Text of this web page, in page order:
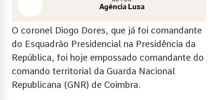
Agência Lusa
O coronel Diogo Dores, que já foi comandante
do Esquadrão Presidencial na Presidência da
República, foi hoje empossado comandante do
comando territorial da Guarda Nacional
Republicana (GNR) de Coimbra.